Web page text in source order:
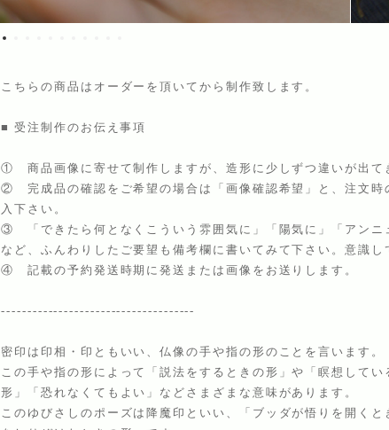
こちらの商品はオーダーを頂いてから制作致します。
■ 受注制作のお伝え事項
① 商品画像に寄せて制作しますが、造形に少しずつ違いが出て
② 完成品の確認をご希望の場合は「画像確認希望」と、注文時
入下さい。
③ 「できたら何となくこういう雰囲気に」「陽気に」「アンニ
など、ふんわりしたご要望も備考欄に書いてみて下さい。意識し
④ 記載の予約発送時期に発送または画像をお送りします。
-------------------------------------
密印は印相・印ともいい、仏像の手や指の形のことを言います。
この手や指の形によって「説法をするときの形」や「瞑想してい
形」「恐れなくてもよい」などさまざまな意味があります。
このゆびさしのポーズは降魔印といい、「ブッダが悟りを開くと